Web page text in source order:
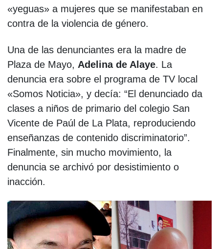
«yeguas» a mujeres que se manifestaban en
contra de la violencia de género.
Una de las denunciantes era la madre de
Plaza de Mayo, Adelina de Alaye. La
denuncia era sobre el programa de TV local
«Somos Noticia», y decía: “El denunciado da
clases a niños de primario del colegio San
Vicente de Paúl de La Plata, reproduciendo
enseñanzas de contenido discriminatorio”.
Finalmente, sin mucho movimiento, la
denuncia se archivó por desistimiento o
inacción.